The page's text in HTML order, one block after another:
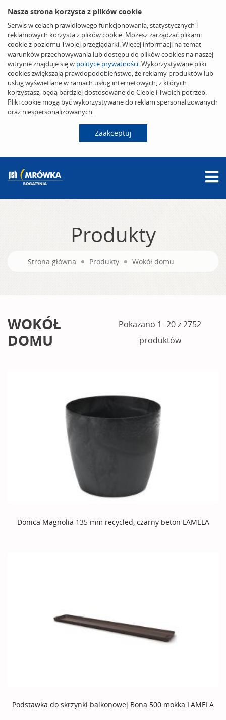
Nasza strona korzysta z plików cookie
Serwis w celach prawidłowego funkcjonowania, statystycznych i
reklamowych korzysta z plików cookie. Możesz zarządzać plikami
cookie z poziomu Twojej przeglądarki. Więcej informacji na temat
warunków przechowywania lub dostępu do plików cookies na naszej
witrynie znajduje się w polityce prywatności. Wykorzystywane pliki
cookies zwiększają prawdopodobieństwo, że reklamy produktów lub
usług wyświetlane w ramach usług internetowych, z których
korzystasz, będą bardziej dostosowane do Ciebie i Twoich potrzeb.
Pliki cookie mogą być wykorzystywane do reklam spersonalizowanych
oraz niespersonalizowanych.
Zaakceptuj
Produkty
Strona główna Produkty Wokół domu
WOKÓŁ
DOMU
Pokazano 1- 20 z 2752
produktów
Donica Magnolia 135 mm recycled, czarny beton LAMELA
Podstawka do skrzynki balkonowej Bona 500 mokka LAMELA